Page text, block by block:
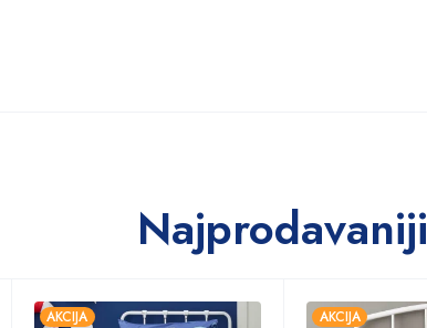
Najprodavaniji
AKCIJA AKCIJA